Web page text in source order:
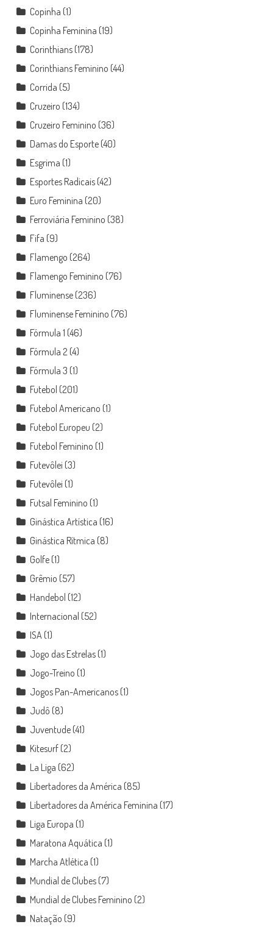
Copinha (1)
Copinha Feminina (19)
Corinthians(178)
Corinthians Feminino (44)
Corrida (5)
Cruzeiro (134)
Cruzeiro Feminino (36)
Damas do Esporte(40)
Esgrima (1)
Esportes Radicais(42)
Euro Feminina (20)
Ferroviária Feminino (38)
Fifa (9)
Flamengo (264)
Flamengo Feminino (76)
Fluminense(236)
Fluminense Feminino (76)
Fórmula 1 (46)
Fórmula 2(4)
Fórmula 3 (1)
Futebol (201)
Futebol Americano (1)
Futebol Europeu (2)
Futebol Feminino (1)
Futevôlei (3)
Futevôlei (1)
Futsal Feminino (1)
Ginástica Artística (16)
Ginástica Rítmica (8)
Golfe(1)
Grêmio (57)
Handebol (12)
Internacional (52)
ISA(1)
Jogo das Estrelas(1)
Jogo-Treino (1)
Jogos Pan-Americanos(1)
Judô (8)
Juventude(41)
Kitesurf(2)
La Liga (62)
Libertadores da América (85)
Libertadores da América Feminina (17)
Liga Europa (1)
Maratona Aquática (1)
Marcha Atlética (1)
Mundial de Clubes(7)
Mundial de Clubes Feminino (2)
Natação (9)